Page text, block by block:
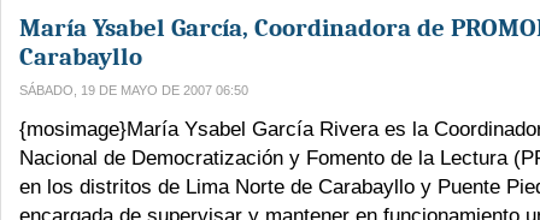
María Ysabel García, Coordinadora de
Carabayllo
SÁBADO, 19 DE MAYO DE 2007 06:50
{mosimage}María Ysabel García Rivera es la
Nacional de Democratización y Fomento de la Lectura
en los distritos de Lima Norte de Carabayllo y Puente